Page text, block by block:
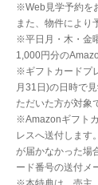
※Web見学予約を
また、物件により
※平日月・木・金
1,000円分の
※ギフトカードプ
月31日)の日時で
ただいた方が対象
※Amazonギフト
レスへ送付します
が届かなかった場
ード番号の送付メ